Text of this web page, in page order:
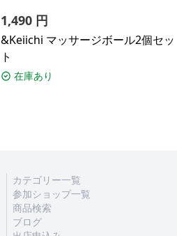
1,490 円
&Keiichi マッサージボール2個セッ
ト
在庫あり
カテゴリー一覧
参加ショップ一覧
商品検索
ブログ